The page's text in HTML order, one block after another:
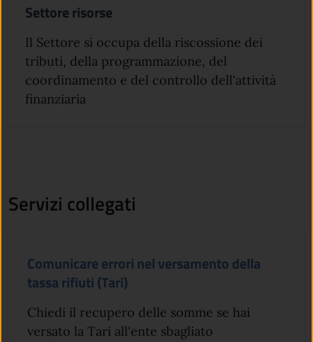
Settore risorse
Il Settore si occupa della riscossione dei
tributi, della programmazione, del
coordinamento e del controllo dell'attività
finanziaria
Servizi collegati
Comunicare errori nel versamento della
tassa rifiuti (Tari)
Chiedi il recupero delle somme se hai
versato la Tari all'ente sbagliato